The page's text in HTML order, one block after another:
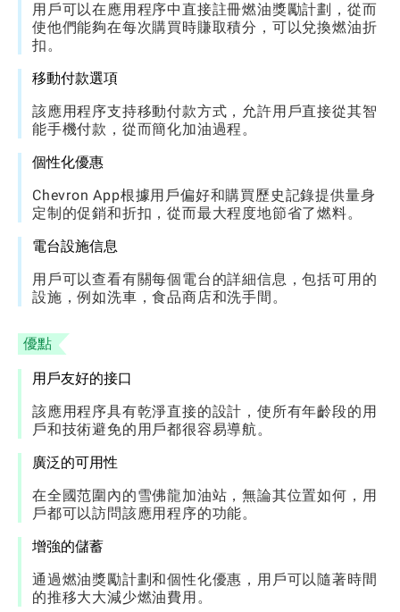
用戶可以在應用程序中直接註冊燃油獎勵計劃，從而
使他們能夠在每次購買時賺取積分，可以兌換燃油折
扣。
移動付款選項
該應用程序支持移動付款方式，允許用戶直接從其智
能手機付款，從而簡化加油過程。
個性化優惠
Chevron App根據用戶偏好和購買歷史記錄提供量身
定制的促銷和折扣，從而最大程度地節省了燃料。
電台設施信息
用戶可以查看有關每個電台的詳細信息，包括可用的
設施，例如洗車，食品商店和洗手間。
優點
用戶友好的接口
該應用程序具有乾淨直接的設計，使所有年齡段的用
戶和技術避免的用戶都很容易導航。
廣泛的可用性
在全國范圍內的雪佛龍加油站，無論其位置如何，用
戶都可以訪問該應用程序的功能。
增強的儲蓄
通過燃油獎勵計劃和個性化優惠，用戶可以隨著時間
的推移大大減少燃油費用。